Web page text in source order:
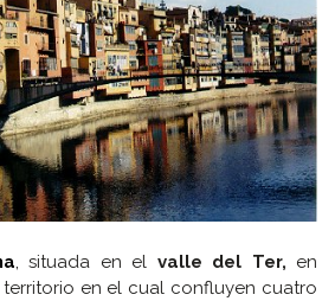
, situada en el valle del Ter, en
territorio en el cual confluyen cuatro